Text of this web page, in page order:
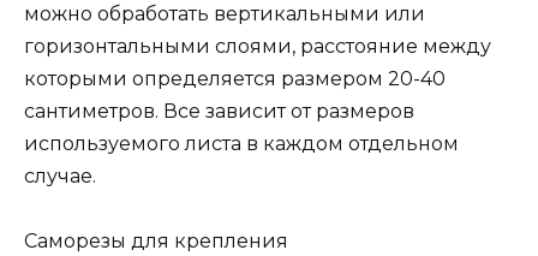
можно обработать вертикальными или
горизонтальными слоями, расстояние между
которыми определяется размером 20-40
сантиметров. Все зависит от размеров
используемого листа в каждом отдельном
случае.
Саморезы для крепления